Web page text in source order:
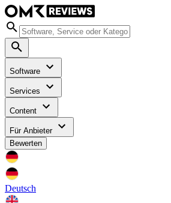
Software
Services
Content
Für Anbieter
Bewerten
Deutsch